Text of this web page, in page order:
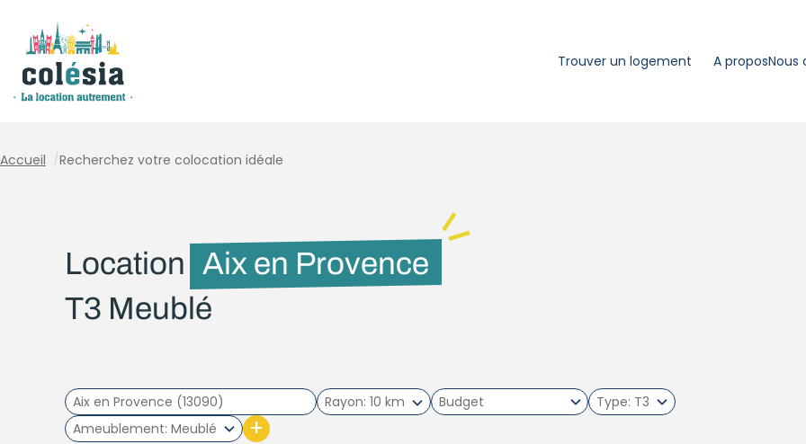
Trouver un logement A proposNous
Accueil /Recherchez votre colocation idéale
Location Aix en Provence
T3 Meublé
Rayon 10 km Type T3
Ameublement Meublé +